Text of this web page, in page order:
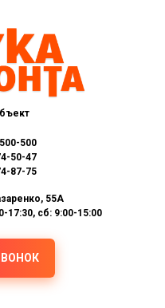
500
50-47
87-75
55А
17:30, сб: 9:00-15:00